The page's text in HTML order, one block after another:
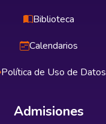
Biblioteca
Calendarios
Política de Uso de Datos
Admisiones